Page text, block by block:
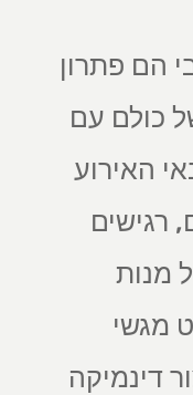
הם פתרון
כולם עם
האירוע
רגישים
מנות
מגשי
דינמיקה